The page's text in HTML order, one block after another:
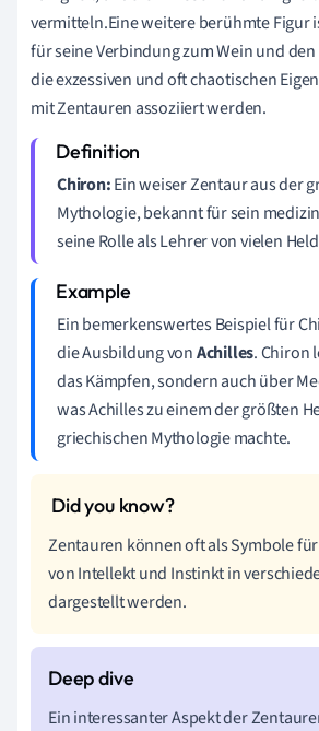
vermitteln.Eine weitere berühmte Figur
für seine Verbindung zum Wein und
die exzessiven und oft chaotischen
mit Zentauren assoziiert werden.
Chiron:Ein weiser Zentaur aus der
Mythologie, bekannt für sein
seine Rolle als Lehrer von vielen
Ein bemerkenswertes Beispiel für
die Ausbildung vonAchilles. Chiron
das Kämpfen, sondern auch über
was Achilles zu einem der größten
griechischen Mythologie machte.
Zentauren können oft als Symbole
von Intellekt und Instinkt in
dargestellt werden.
Ein interessanter Aspekt der